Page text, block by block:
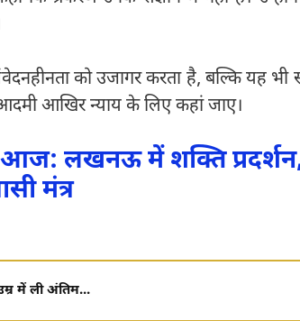
को उजागर करता है, बल्कि यह
आखिर न्याय के लिए कहां जाए।
आज: लखनऊ में शक्ति
मंत्र
में ली अंतिम...